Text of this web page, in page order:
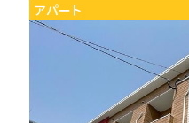
アパート